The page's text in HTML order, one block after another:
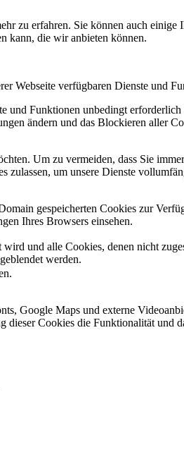
zu erfahren. Sie können auch
kann, die wir anbieten können.
Webseite verfügbaren Dienste und
und Funktionen unbedingt
ändern und das Blockieren aller
Um zu vermeiden, dass Sie
zulassen, um unsere Dienste
gespeicherten Cookies zur
Ihres Browsers einsehen.
und alle Cookies, denen nicht
werden.
Google Maps und externe
dieser Cookies die Funktionalität